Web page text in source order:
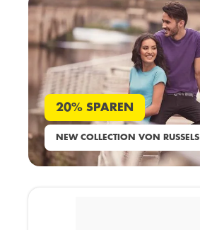
20% SPAREN
NEW COLLECTION VON RUSSELS